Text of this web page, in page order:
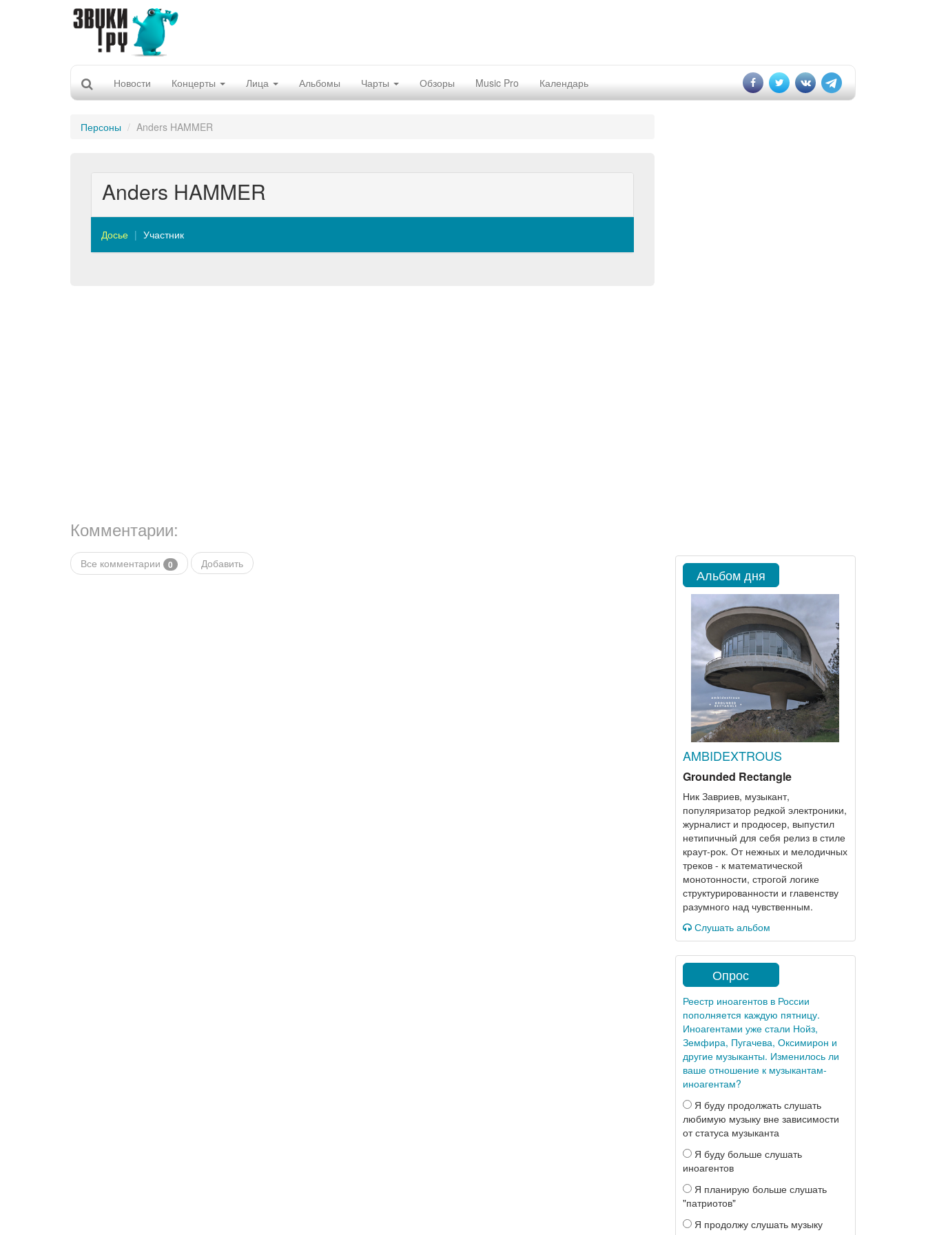
Новости Концерты Лица Альбомы Чарты Обзоры Music Pro Календарь
Персоны Anders HAMMER
Anders HAMMER
Досье Участник
Комментарии:
Все комментарии 0 Добавить
Альбом дня
AMBIDEXTROUS
Grounded Rectangle
Ник Завриев, музыкант,
популяризатор редкой электроники,
журналист и продюсер, выпустил
нетипичный для себя релиз в стиле
краут-рок. От нежных и мелодичных
треков - к математической
монотонности, строгой логике
структурированности и главенству
разумного над чувственным.
Слушать альбом
Опрос
Реестр иноагентов в России
пополняется каждую пятницу.
Иноагентами уже стали Нойз,
Земфира, Пугачева, Оксимирон и
другие музыканты. Изменилось ли
ваше отношение к музыкантам-
иноагентам?
Я буду продолжать слушать
любимую музыку вне зависимости
от статуса музыканта
Я буду больше слушать
иноагентов
Я планирую больше слушать
"патриотов"
Я продолжу слушать музыку